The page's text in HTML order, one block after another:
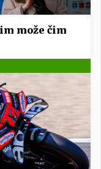
može čim